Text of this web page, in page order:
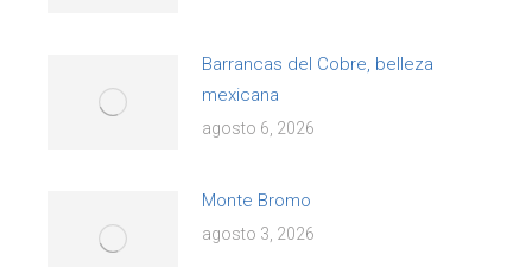
Barrancas del Cobre, belleza
mexicana
agosto 6, 2026
Monte Bromo
agosto 3, 2026